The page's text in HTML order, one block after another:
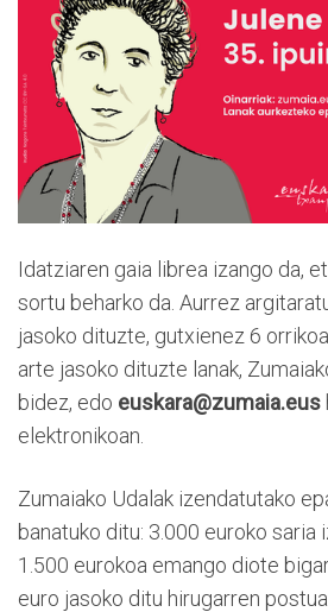
Idatziaren gaia librea izango da,
sortu beharko da. Aurrez
jasoko dituzte, gutxienez 6
arte jasoko dituzte lanak,
bidez, edo euskara@zumaia.eus
elektronikoan.
Zumaiako Udalak izendatutako
banatuko ditu: 3.000 euroko saria
1.500 eurokoa emango diote
euro jasoko ditu hirugarren